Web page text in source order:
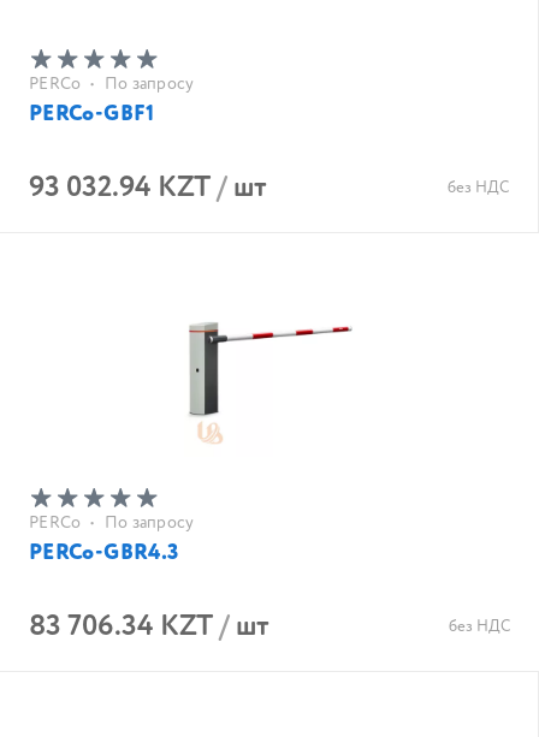
PERCo • По запросу
PERCo-GBF1
93 032.94 KZT/шт без НДС
PERCo • По запросу
PERCo-GBR4.3
83 706.34 KZT/шт без НДС